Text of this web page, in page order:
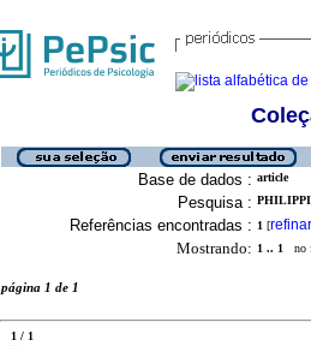
Base de dados : article
Pesquisa :
Referências encontradas : 1 [refinar
Mostrando: 1 .. 1 no
página 1 de 1
1 / 1